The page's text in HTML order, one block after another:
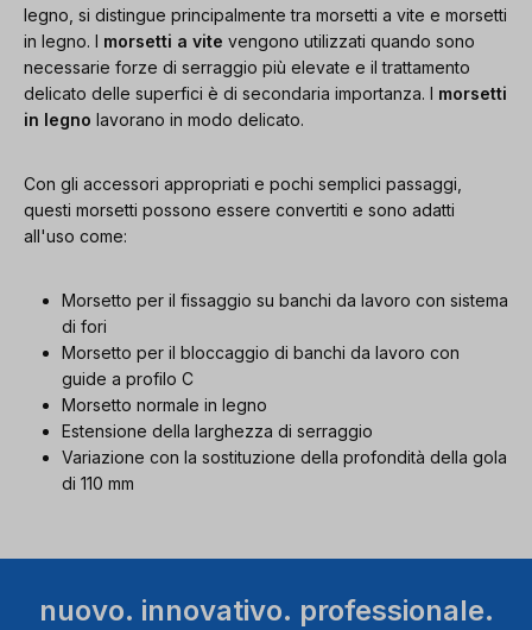
legno, si distingue principalmente tra morsetti a vite e morsetti
in legno. I morsetti a vite vengono utilizzati quando sono
necessarie forze di serraggio più elevate e il trattamento
delicato delle superfici è di secondaria importanza. I morsetti
in legno lavorano in modo delicato.
Con gli accessori appropriati e pochi semplici passaggi,
questi morsetti possono essere convertiti e sono adatti
all'uso come:
Morsetto per il fissaggio su banchi da lavoro con sistema
di fori
Morsetto per il bloccaggio di banchi da lavoro con
guide a profilo C
Morsetto normale in legno
Estensione della larghezza di serraggio
Variazione con la sostituzione della profondità della gola
di 110 mm
nuovo. innovativo. professionale.